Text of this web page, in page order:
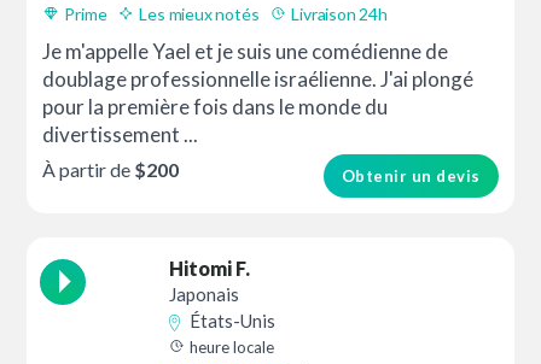
Prime Les mieux notés Livraison 24h
Je m'appelle Yael et je suis une comédienne de
doublage professionnelle israélienne. J'ai plongé
pour la première fois dans le monde du
divertissement ...
Obtenir un devis
À partir de $200
Hitomi F.
Japonais
États-Unis
heure locale